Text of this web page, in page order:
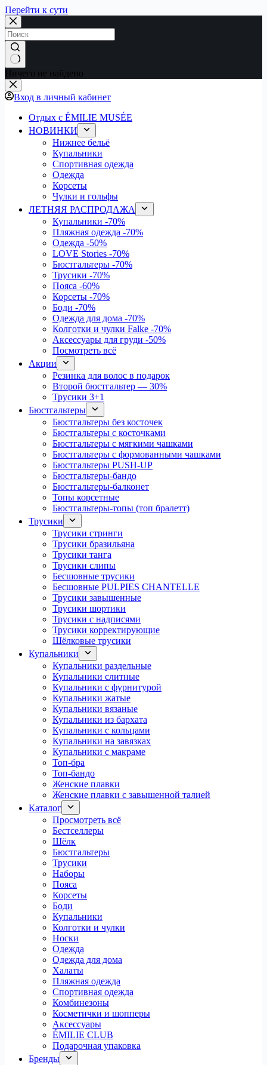
Перейти к сути
Ничего не найдено
Вход в личный кабинет
Отдых с ÉMILIE MUSÉE
НОВИНКИ
Нижнее бельё
Купальники
Спортивная одежда
Одежда
Корсеты
Чулки и гольфы
ЛЕТНЯЯ РАСПРОДАЖА
Купальники -70%
Пляжная одежда -70%
Одежда -50%
LOVE Stories -70%
Бюстгальтеры -70%
Трусики -70%
Пояса -60%
Корсеты -70%
Боди -70%
Одежда для дома -70%
Колготки и чулки Falke -70%
Аксессуары для груди -50%
Посмотреть всё
Акции
Резинка для волос в подарок
Второй бюстгальтер — 30%
Трусики 3+1
Бюстгальтеры
Бюстгальтеры без косточек
Бюстгальтеры с косточками
Бюстгальтеры с мягкими чашками
Бюстгальтеры с формованными чашками
Бюстгальтеры PUSH-UP
Бюстгальтеры-бандо
Бюстгальтеры-балконет
Топы корсетные
Бюстгальтеры-топы (топ бралетт)
Трусики
Трусики стринги
Трусики бразильяна
Трусики танга
Трусики слипы
Бесшовные трусики
Бесшовные PULPIES CHANTELLE
Трусики завышенные
Трусики шортики
Трусики с надписями
Трусики корректирующие
Шёлковые трусики
Купальники
Купальники раздельные
Купальники слитные
Купальники с фурнитурой
Купальники жатые
Купальники вязаные
Купальники из бархата
Купальники с кольцами
Купальники на завязках
Купальники с макраме
Топ-бра
Топ-бандо
Женские плавки
Женские плавки с завышенной талией
Каталог
Просмотреть всё
Бестселлеры
Шёлк
Бюстгальтеры
Трусики
Наборы
Пояса
Корсеты
Боди
Купальники
Колготки и чулки
Носки
Одежда
Одежда для дома
Халаты
Пляжная одежда
Спортивная одежда
Комбинезоны
Косметички и шопперы
Аксессуары
ÉMILIE CLUB
Подарочная упаковка
Бренды